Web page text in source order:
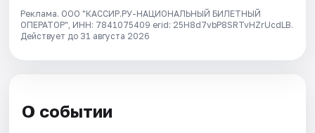
Реклама. ООО "КАССИР.РУ-НАЦИОНАЛЬНЫЙ БИЛЕТНЫЙ
ОПЕРАТОР", ИНН: 7841075409 erid: 25H8d7vbP8SRTvHZrUcdLB.
Действует до 31 августа 2026
О событии